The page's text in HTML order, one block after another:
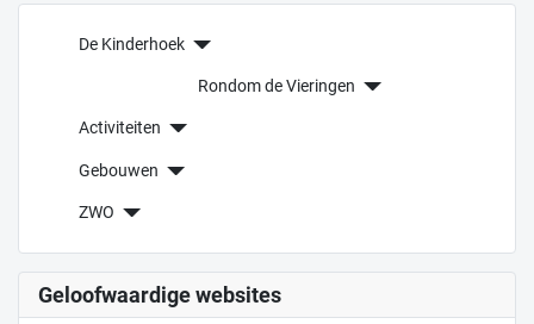
De Kinderhoek
Rondom de Vieringen
Activiteiten
Gebouwen
ZWO
Geloofwaardige websites